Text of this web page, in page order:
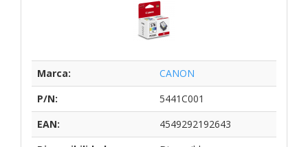
Marca:
CANON
P/N:
5441C001
EAN:
4549292192643